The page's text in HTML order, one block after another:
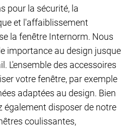
pour la sécurité, la
et l'affaiblissement
la fenêtre Internorm. Nous
importance au design jusque
L'ensemble des accessoires
votre fenêtre, par exemple
adaptées au design. Bien
également disposer de notre
coulissantes,